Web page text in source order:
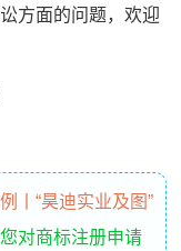
方面的问题，欢迎
丨“昊迪实业及图”
对商标注册申请